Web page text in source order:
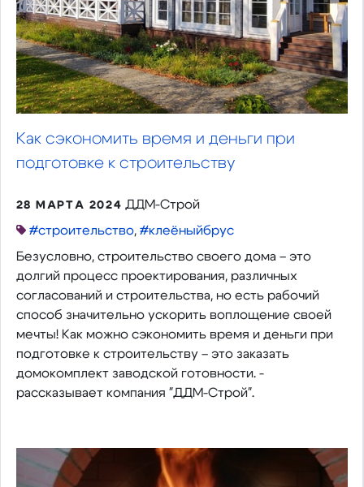
Как сэкономить время и деньги при
подготовке к строительству
28 МАРТА 2024 ДДМ-Строй
#строительство, #клеëныйбрус
Безусловно, строительство своего дома – это
долгий процесс проектирования, различных
согласований и строительства, но есть рабочий
способ значительно ускорить воплощение своей
мечты! Как можно сэкономить время и деньги при
подготовке к строительству – это заказать
домокомплект заводской готовности. -
рассказывает компания "ДДМ-Строй".